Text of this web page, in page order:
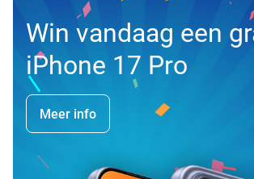
Win vandaag een
iPhone 17 Pro
Meer info